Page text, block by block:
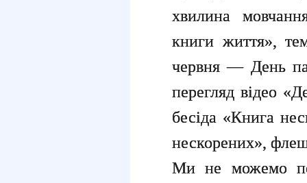
хвилина
книги життя»,
червня — День
перегляд відео
бесіда «Книга
нескорених»,
Ми не можемо